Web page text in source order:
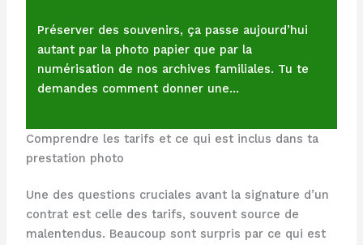
Préserver des souvenirs, ça passe aujourd’hui
autant par la photo papier que par la
numérisation de nos archives familiales. Tu te
demandes comment donner une…
Comprendre les tarifs et ce qui est inclus dans ta
prestation photo
Une des questions cruciales avant la signature d’un
contrat est celle des tarifs, souvent source de
malentendus. Beaucoup sont surpris par ce qui est